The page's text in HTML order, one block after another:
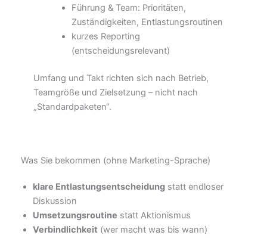
Führung & Team: Prioritäten,
Zuständigkeiten, Entlastungsroutinen
kurzes Reporting
(entscheidungsrelevant)
Umfang und Takt richten sich nach Betrieb,
Teamgröße und Zielsetzung – nicht nach
„Standardpaketen“.
Was Sie bekommen (ohne Marketing-Sprache)
klare Entlastungsentscheidungstatt endloser
Diskussion
Umsetzungsroutine statt Aktionismus
Verbindlichkeit (wer macht was bis wann)